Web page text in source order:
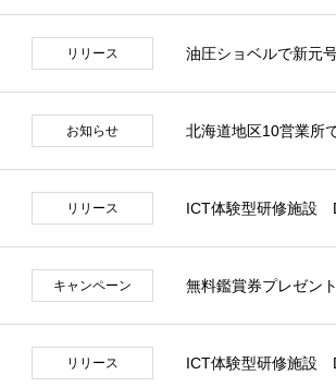
リリース 油圧ショベルで新元
お知らせ 北海道地区10営業所
リリース ICT体験型研修施設
キャンペーン 無料鑑賞券プレゼン
リリース ICT体験型研修施設